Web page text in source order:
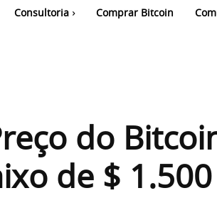
Consultoria Comprar Bitcoin
do
de $ 1.500